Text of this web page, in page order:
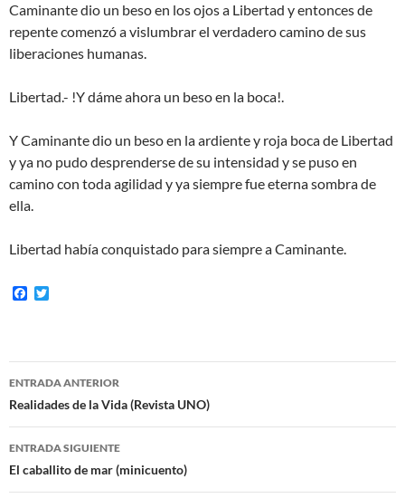
Caminante dio un beso en los ojos a Libertad y entonces de
repente comenzó a vislumbrar el verdadero camino de sus
liberaciones humanas.
Libertad.- !Y dáme ahora un beso en la boca!.
Y Caminante dio un beso en la ardiente y roja boca de Libertad
y ya no pudo desprenderse de su intensidad y se puso en
camino con toda agilidad y ya siempre fue eterna sombra de
ella.
Libertad había conquistado para siempre a Caminante.
F
o
o
e
r
Navegación
de
entradas
ENTRADA ANTERIOR
Realidades de la Vida (Revista UNO)
ENTRADA SIGUIENTE
El caballito de mar (minicuento)